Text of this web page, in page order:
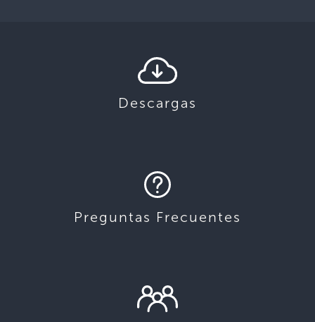
Descargas
Preguntas Frecuentes